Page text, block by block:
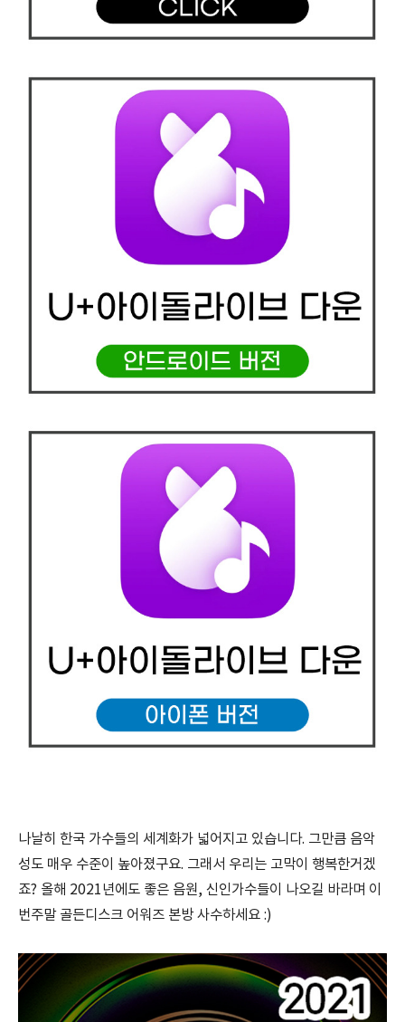
나날히 한국 가수들의 세계화가 넓어지고 있습니다. 그만큼 음악
성도 매우 수준이 높아졌구요. 그래서 우리는 고막이 행복한거겠
죠? 올해 2021년에도 좋은 음원, 신인가수들이 나오길 바라며 이
번주말 골든디스크 어워즈 본방 사수하세요 :)